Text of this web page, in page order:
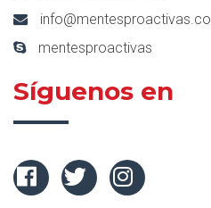
info@mentesproactivas.co
mentesproactivas
Síguenos en